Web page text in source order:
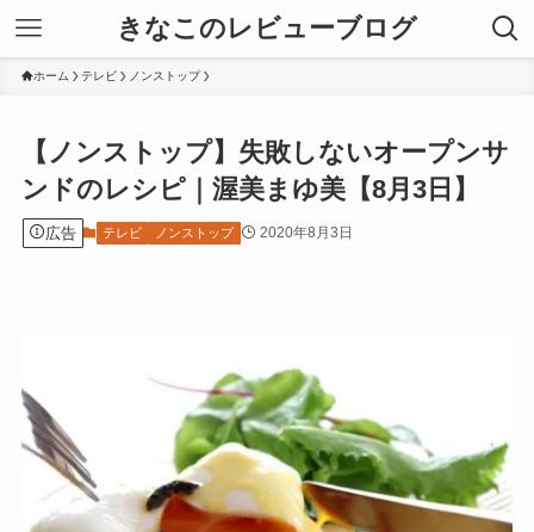
きなこのレビューブログ
ホーム テレビ ノンストップ
【ノンストップ】失敗しないオープンサ
ンドのレシピ｜渥美まゆ美【8月3日】
広告 テレビ ノンストップ 2020年8月3日